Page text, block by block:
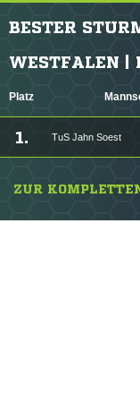
BESTER
WESTFALEN |
Platz
1. TuS Jahn Soest
ZUR